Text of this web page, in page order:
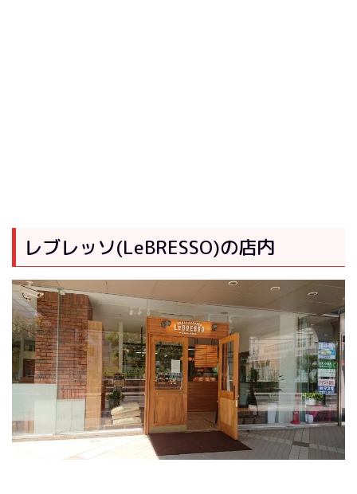
レブレッソ(LeBRESSO)の店内